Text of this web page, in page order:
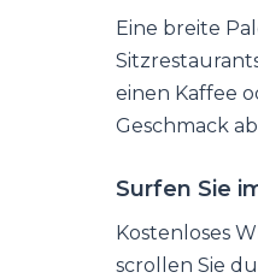
Eine breite
einen Kaffee
Geschmack
Surfen Sie
Kostenloses
scrollen Sie